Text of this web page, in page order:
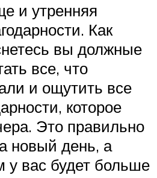
и утренняя
Как
вы должные
все, что
и ощутить все
которое
Это правильно
новый день, а
у вас будет больше